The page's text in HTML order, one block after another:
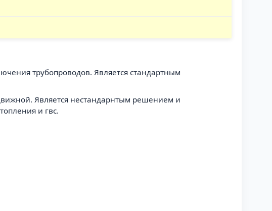
трубопроводов. Является стандартным
Является нестандарнтым решением и
и гвс.